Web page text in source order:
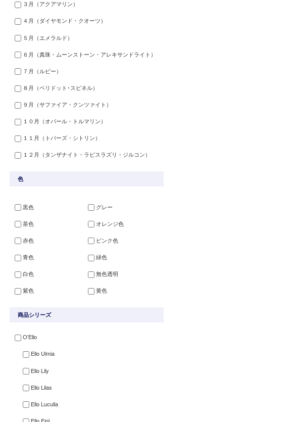
３月（アクアマリン）
４月（ダイヤモンド・クオーツ）
５月（エメラルド）
６月（真珠・ムーンストーン・アレキサンドライト）
７月（ルビー）
８月（ペリドット･スピネル）
９月（サファイア・クンツァイト）
１０月（オパール・トルマリン）
１１月（トパーズ・シトリン）
１２月（タンザナイト・ラピスラズリ・ジルコン）
色
黒色 グレー
茶色 オレンジ色
赤色 ピンク色
青色 緑色
白色 無色透明
紫色 黄色
商品シリーズ
O'Ello
Ello Ulmia
Ello Lily
Ello Lilas
Ello Luculia